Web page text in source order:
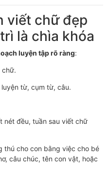
viết chữ đẹp
là chìa khóa
luyện tập rõ ràng:
chữ.
từ, cụm từ, câu.
nét đều, tuần sau viết chữ
thú cho con bằng việc cho bé
câu chúc, tên con vật, hoặc